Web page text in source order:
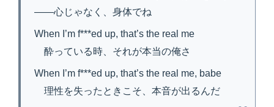
——心じゃなく、身体でね
When I’m f***ed up, that’s the real me
酔っている時、それが本当の俺さ
When I’m f***ed up, that’s the real me, babe
理性を失ったときこそ、本音が出るんだ